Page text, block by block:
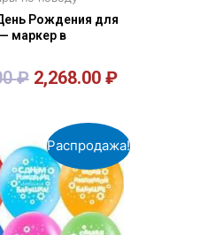
Рождения для
маркер в
₽ 2,268.00 ₽
Распродажа!